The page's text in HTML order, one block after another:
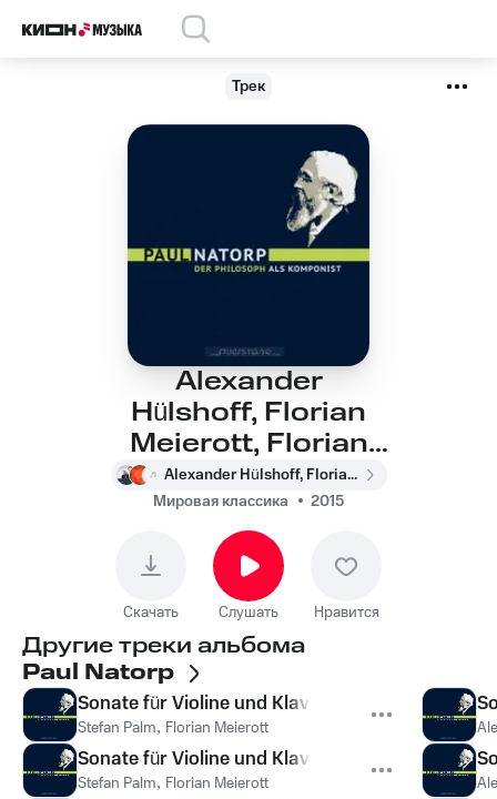
Трек
Alexander
Hülshoff, Florian
Meierott, Florian
Meierott, Alexander
Hülshoff - Sonate für
Violoncello und
Klavier in D Major: IV.
Presto
Alexander Hülshoff, Florian Meierott, Florian Meierott, Alexander Hülshoff
Мировая классика
2015
Скачать Слушать Нравится
Другие треки альбома
Paul Natorp
Sonate für Violine und Klavier in G-Sharp
Stefan Palm, Florian Meierott
Sonate für Violine und Klavier in G-Sharp
Stefan Palm, Florian Meierott